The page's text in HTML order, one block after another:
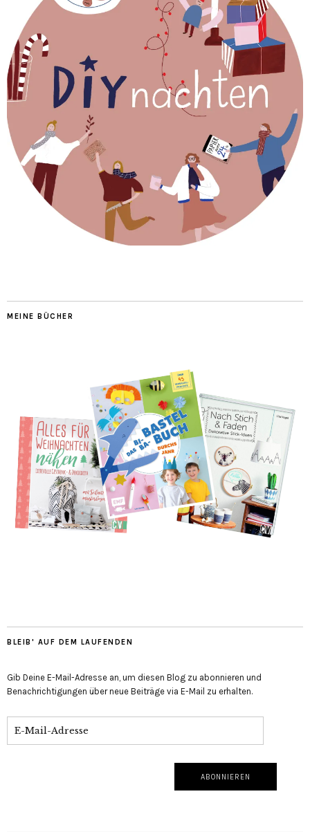
MEINE BÜCHER
BLEIB' AUF DEM LAUFENDEN
Gib Deine E-Mail-Adresse an, um diesen Blog zu abonnieren und
Benachrichtigungen über neue Beiträge via E-Mail zu erhalten.